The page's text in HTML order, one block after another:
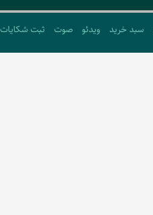
سبد خرید ویدئو صوت ثبت شکایات